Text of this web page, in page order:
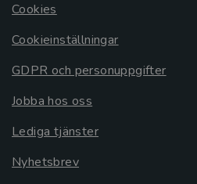
Cookies
Cookieinställningar
GDPR och personuppgifter
Jobba hos oss
Lediga tjänster
Nyhetsbrev